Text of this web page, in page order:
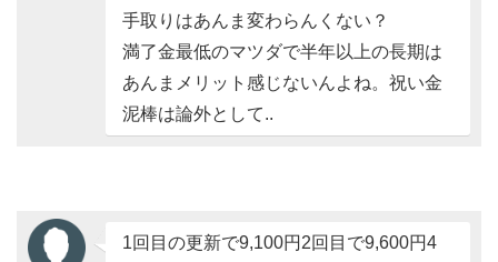
手取りはあんま変わらんくない？
満了金最低のマツダで半年以上の長期は
あんまメリット感じないんよね。祝い金
泥棒は論外として..
1回目の更新で9,100円2回目で9,600円4